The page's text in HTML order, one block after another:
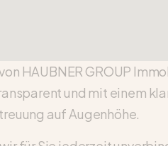
HAUBNER GROUP
und mit einem
auf Augenhöhe.